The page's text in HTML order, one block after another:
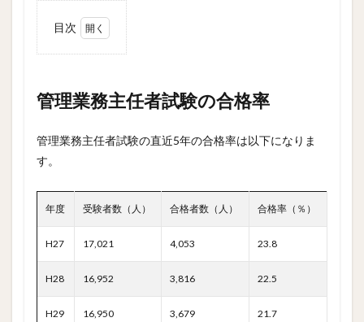
目次
主任
者試
合格
勉強
時間
れく
試験
管理業務主任者試験の合格率
管理業務主任者試験の直近5年の合格率は以下になりま
す。
年度 受験者数（人） 合格者数（人） 合格率（％）
H27 17,021 4,053 23.8
H28 16,952 3,816 22.5
H29 16,950 3,679 21.7